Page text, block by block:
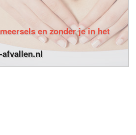
en zonder je in het
afvallen.nl